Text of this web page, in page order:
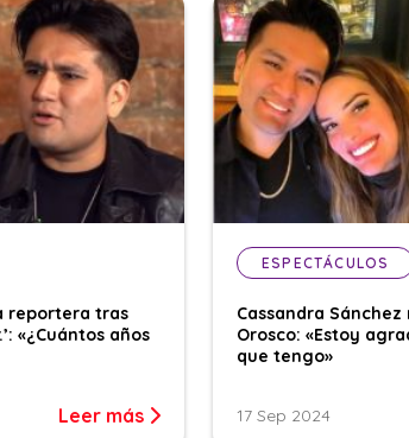
reportera tras
«¿Cuántos años
Leer más
ESPECTÁCULOS
Cassandra
Orosco: «Estoy
que tengo»
17 Sep 2024